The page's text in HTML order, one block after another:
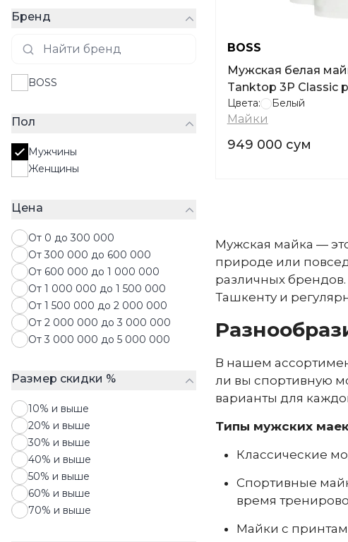
Нижнее белье
Пиджаки
Плавки
Поло
Рубашки
Свитера
Толстовки
Халаты
Худи
Шорты
Бренд
BOSS
Пол
Мужчины
Женщины
Цена
От 0 до 300 000
От 300 000 до 600 000
От 600 000 до 1 000 000
От 1 000 000 до 1 500 000
От 1 500 000 до 2 000 000
От 2 000 000 до 3 000 000
От 3 000 000 до 5 000 000
Размер скидки %
10% и выше
20% и выше
30% и выше
40% и выше
50% и выше
60% и выше
70% и выше
BOSS
Мужская белая
Tanktop 3P Classic
Цвета: Белый
Майки
949 000 сум
Мужская майка —
природе или
различных
Ташкенту и
В нашем
ли вы спортивную
варианты для
Типы мужских
Классические
Спортивные
время
Майки с